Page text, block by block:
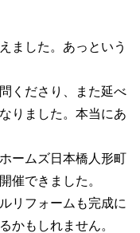
ました。あっという
くださり、また延べ
りました。本当にあ
ームズ日本橋人形町
催できました。
リフォームも完成に
かもしれません。